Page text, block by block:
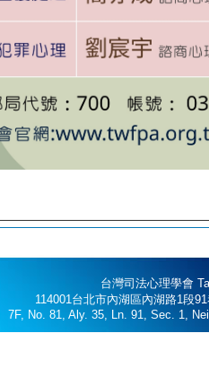
台灣司法心理學會
114001台北市內湖區內湖路1段
7F, No. 81, Aly. 35, Ln. 91, Sec. 1,